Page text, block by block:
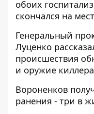
обоих
скончался на
Генеральный
Луценко
происшествия
и оружие
Вороненков
ранения - три в